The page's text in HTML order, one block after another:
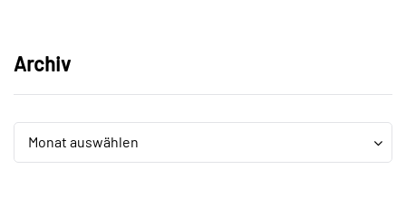
Archiv
Archiv
Monat auswählen
Archiv